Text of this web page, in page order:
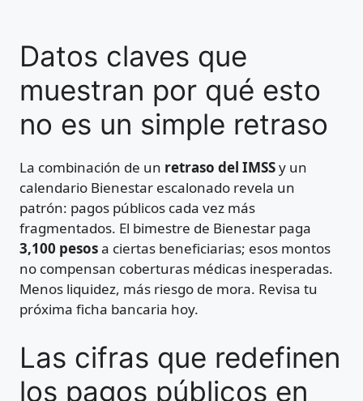
Datos claves que
muestran por qué esto
no es un simple retraso
La combinación de un retraso del IMSSy un
calendario Bienestar escalonado revela un
patrón: pagos públicos cada vez más
fragmentados. El bimestre de Bienestar paga
3,100 pesosa ciertas beneficiarias; esos montos
no compensan coberturas médicas inesperadas.
Menos liquidez, más riesgo de mora. Revisa tu
próxima ficha bancaria hoy.
Las cifras que redefinen
los pagos públicos en